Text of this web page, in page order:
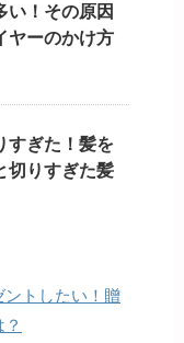
い！その原因
ヤーのかけ方
すぎた！髪を
切りすぎた髪
トしたい！贈